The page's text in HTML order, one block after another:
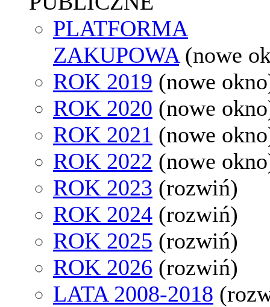
PLATFORMA
ZAKUPOWA (nowe
ROK 2019 (nowe
ROK 2020 (nowe
ROK 2021 (nowe
ROK 2022 (nowe
ROK 2023 (rozwiń)
ROK 2024 (rozwiń)
ROK 2025 (rozwiń)
ROK 2026 (rozwiń)
LATA 2008-2018